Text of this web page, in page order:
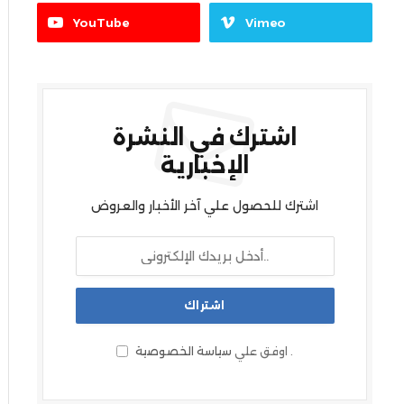
YouTube Vimeo
اشترك في النشرة
الإخبارية
اشترك للحصول علي آخر الأخبار والعروض
اوفق علي سياسة الخصوصية .